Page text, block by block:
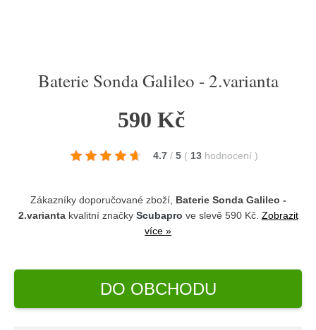
Baterie Sonda Galileo - 2.varianta
590 Kč
4.7 / 5 ( 13 hodnocení )
Zákazníky doporučované zboží, Baterie Sonda Galileo -
2.variantakvalitní značky Scubapro ve slevě 590 Kč. Zobrazit
více »
DO OBCHODU